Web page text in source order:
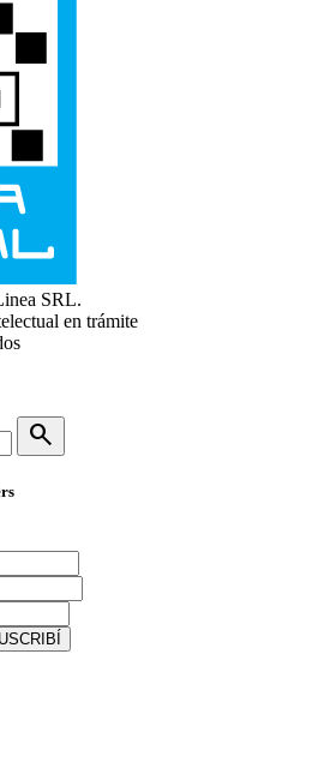
SRL.
en trámite
search